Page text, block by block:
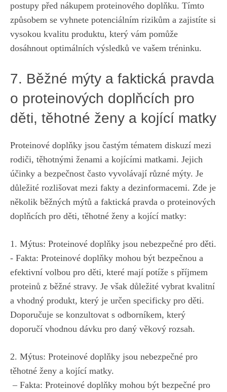
postupy ‍před nákupem proteinového doplňku. ⁢Tímto
způsobem se⁣ vyhnete ‍potenciálním rizikům ⁢a​ zajistíte ​si
vysokou‌ kvalitu produktu, který ‌vám ​pomůže
dosáhnout optimálních ‌výsledků ve vašem tréninku.
7. Běžné mýty a faktická pravda
o proteinových doplňcích pro
děti, ‌těhotné ⁣ženy a​ kojící matky
Proteinové doplňky jsou ⁤častým tématem diskuzí mezi
rodiči,⁣ těhotnými ženami⁢ a ⁢kojícími⁣ matkami. ⁤Jejich
účinky⁢ a ‍bezpečnost často‍ vyvolávají různé mýty. Je
důležité ⁢rozlišovat mezi fakty a ‍dezinformacemi. Zde je
několik běžných mýtů a faktická pravda o​ proteinových
doplňcích pro děti, těhotné ženy a kojící matky:
1. Mýtus: Proteinové⁢ doplňky jsou nebezpečné pro děti.
‍- ‌Fakta:⁤ Proteinové doplňky mohou⁢ být ⁣bezpečnou a
efektivní volbou pro​ děti, které​ mají potíže s příjmem
proteinů z běžné ⁢stravy.‌ Je však ​důležité vybrat kvalitní​
a vhodný produkt, ‍který je určen ⁢specificky pro⁤ děti.
Doporučuje se konzultovat s odborníkem, který
doporučí ​vhodnou dávku pro daný ⁢věkový rozsah.
2. Mýtus: Proteinové doplňky‌ jsou ⁢nebezpečné pro
těhotné ženy a kojící matky.
‍ – Fakta:‍ Proteinové doplňky​ mohou být bezpečné pro